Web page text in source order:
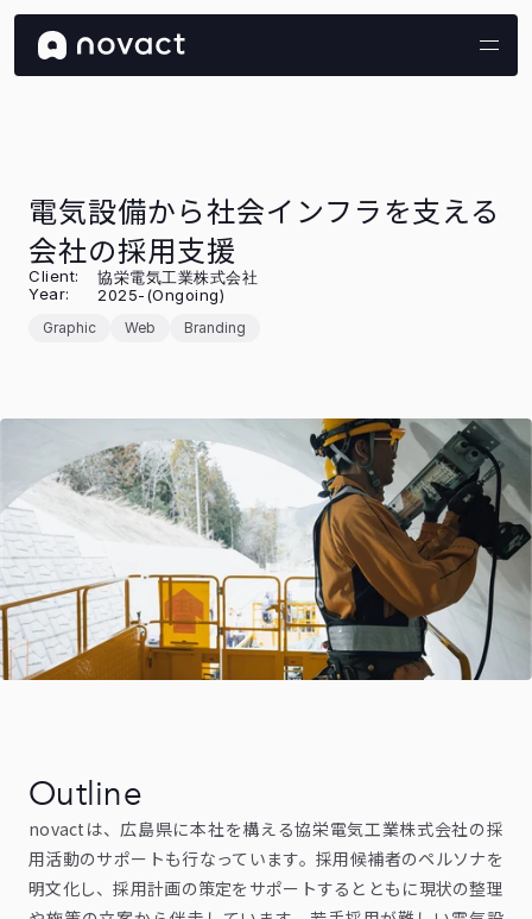
Graphic Web Branding
電気設備から社会インフラを支える
会社の採用支援
Client:
協栄電気工業株式会社
Year:
2025-(Ongoing)
Outline
novactは、広島県に本社を構える協栄電気工業株式会社の採
用活動のサポートも行なっています。採用候補者のペルソナを
明文化し、採用計画の策定をサポートするとともに現状の整理
01 About
02 Projects
03 Works
04 Update
05 Contact
06 Recruit